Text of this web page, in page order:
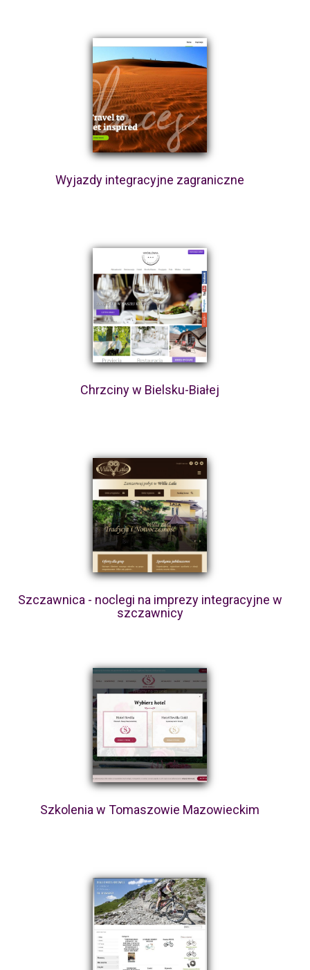
Wyjazdy integracyjne zagraniczne
Chrzciny w Bielsku-Białej
Szczawnica - noclegi na imprezy integracyjne w
szczawnicy
Szkolenia w Tomaszowie Mazowieckim